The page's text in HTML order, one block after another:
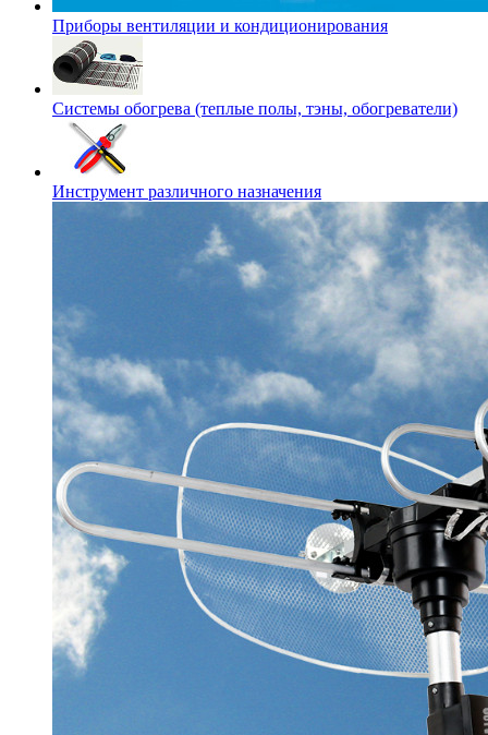
Приборы вентиляции и кондиционирования
Системы обогрева (теплые полы, тэны, обогреватели)
Инструмент различного назначения